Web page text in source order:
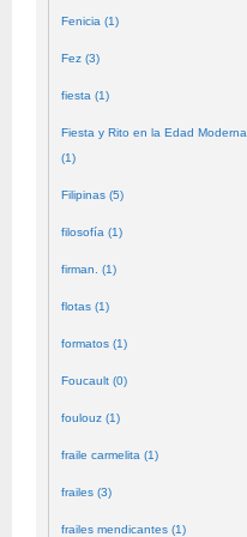
Fenicia (1)
Fez (3)
fiesta (1)
Fiesta y Rito en la Edad Moderna
(1)
Filipinas (5)
filosofía (1)
firman. (1)
flotas (1)
formatos (1)
Foucault (0)
foulouz (1)
fraile carmelita (1)
frailes (3)
frailes mendicantes (1)